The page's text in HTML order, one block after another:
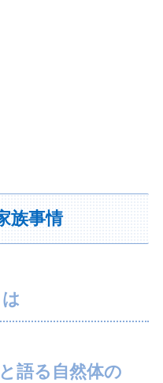
族事情
語る自然体の